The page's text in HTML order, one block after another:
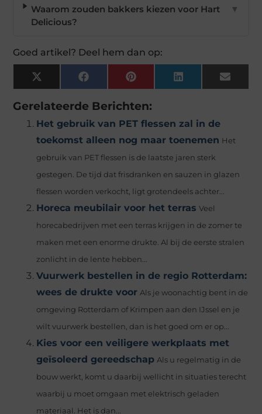
Waarom zouden bakkers kiezen voor Hart
Delicious?
▼
Goed artikel? Deel hem dan op:
X
(Twitter)
FacebookPinterest LinkedIn Email
Gerelateerde Berichten:
Het gebruik van PET flessen zal in de
toekomst alleen nog maar toenemen Het
gebruik van PET flessen is de laatste jaren sterk
gestegen. De tijd dat frisdranken en sauzen in glazen
flessen worden verkocht, ligt grotendeels achter...
Horeca meubilair voor het terras Veel
horecabedrijven met een terras krijgen in de zomer te
maken met een enorme drukte. Al bij de eerste stralen
zonlicht in de lente hebben...
Vuurwerk bestellen in de regio Rotterdam:
wees de drukte voor Als je woonachtig bent in de
omgeving Rotterdam of Krimpen aan den IJssel en je
wilt vuurwerk bestellen, dan is het goed om er op...
Kies voor een veiligere werkplaats met
geïsoleerd gereedschap Als u regelmatig in de
bouw werkt, komt u daarbij wellicht in situaties terecht
waarbij u moet omgaan met elektrisch geladen
materiaal. Het is dan...